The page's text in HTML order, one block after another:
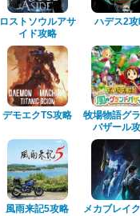
ロストソウルアサ
イド攻略
ハデス2
デモエクTS攻略
牧場物語グ
バザール
風雨来記5攻略 メカブレイ